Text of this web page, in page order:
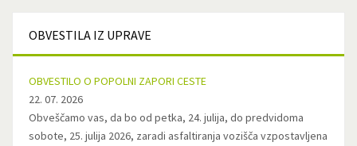
OBVESTILA IZ UPRAVE
OBVESTILO O POPOLNI ZAPORI CESTE
22. 07. 2026
Obveščamo vas, da bo od petka, 24. julija, do predvidoma
sobote, 25. julija 2026, zaradi asfaltiranja vozišča vzpostavljena